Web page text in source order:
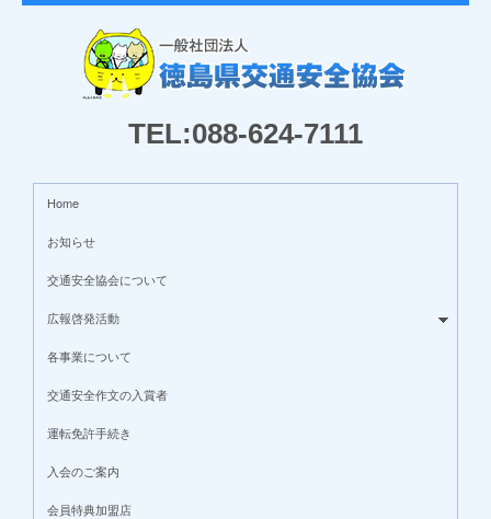
TEL:088-624-7111
Home
お知らせ
交通安全協会について
広報啓発活動
各事業について
交通安全作文の入賞者
運転免許手続き
入会のご案内
会員特典加盟店